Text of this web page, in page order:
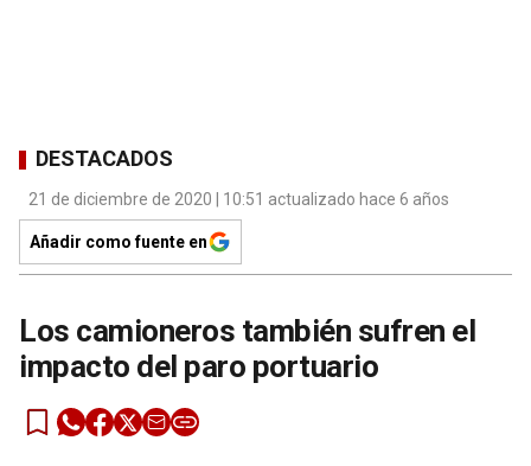
DESTACADOS
21 de diciembre de 2020 | 10:51 actualizado hace 6 años
Añadir como fuente en
Los camioneros también sufren el
impacto del paro portuario